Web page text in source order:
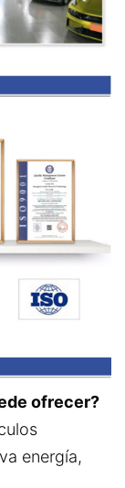
ofrecer?
energía,